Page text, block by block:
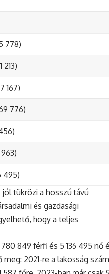
778)
167)
776)
495)
jól tükrözi a hosszú távú
és gazdasági
hogy a teljes
849 férfi és 5 136 495 nő
2021-re a lakosság